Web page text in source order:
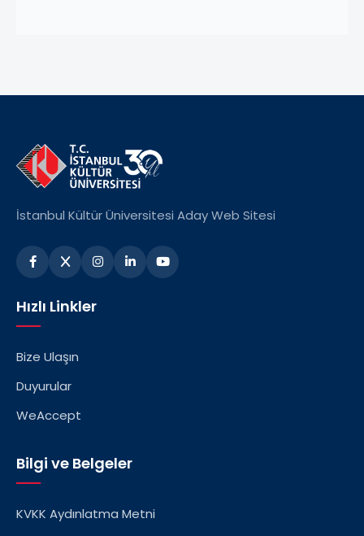
İstanbul Kültür Üniversitesi Aday Web Sitesi
Hızlı Linkler
Bize Ulaşın
Duyurular
WeAccept
Bilgi ve Belgeler
KVKK Aydınlatma Metni